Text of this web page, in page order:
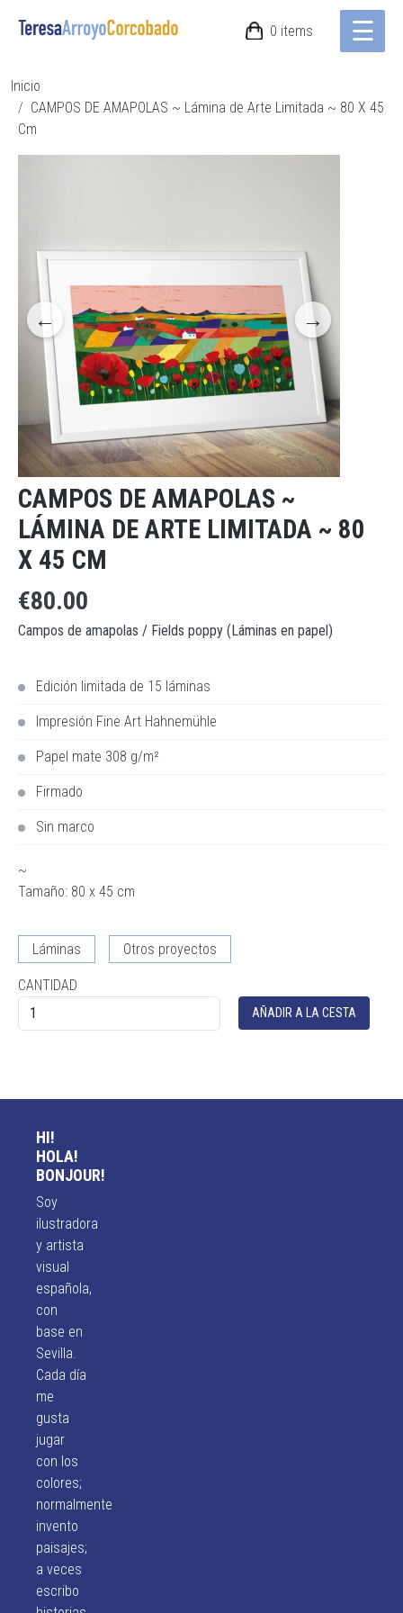
Pasar al contenido principal ☰
0 items
Ruta de navegación
Inicio
CAMPOS DE AMAPOLAS ~ Lámina de Arte Limitada ~ 80 X 45
Cm
CAMPOS DE AMAPOLAS ~
LÁMINA DE ARTE LIMITADA ~ 80
X 45 CM
€80.00
Campos de amapolas / Fields poppy (Láminas en papel)
Edición limitada de 15 láminas
Impresión Fine Art Hahnemühle
Papel mate 308 g/m²
Firmado
Sin marco
~
Tamaño: 80 x 45 cm
Láminas Otros proyectos
CANTIDAD
HI!
HOLA!
BONJOUR!
Soy
ilustradora
y artista
visual
española,
con
base en
Sevilla.
Cada día
me
gusta
jugar
con los
colores;
normalmente
invento
paisajes;
a veces
escribo